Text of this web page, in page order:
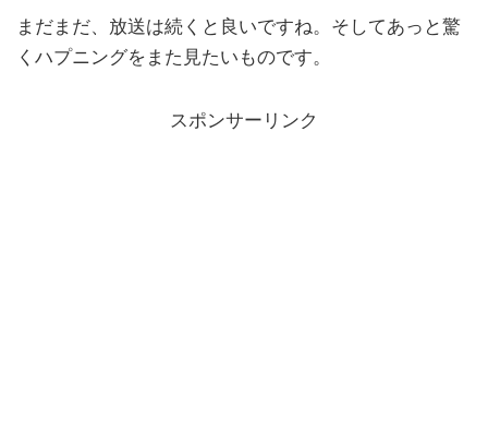
まだまだ、放送は続くと良いですね。そしてあっと驚
くハプニングをまた見たいものです。
スポンサーリンク